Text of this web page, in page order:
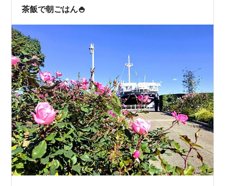
に行って、少し一人で歩きました。…
茶飯で朝ごはん🍚